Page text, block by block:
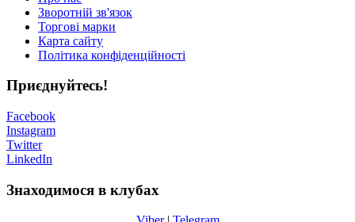
Зворотній зв'язок
Торгові марки
Карта сайту
Політика конфіденційності
Приєднуйтесь!
Facebook
Instagram
Twitter
LinkedIn
Знаходимося в клубах